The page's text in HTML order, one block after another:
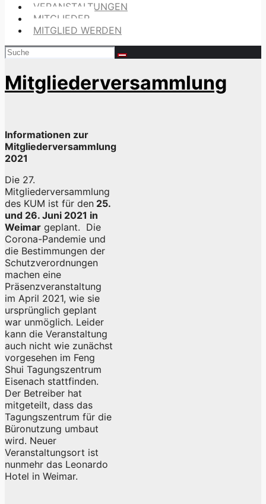
VERANSTALTUNGEN
MITGLIEDER
MITGLIED WERDEN
Mitgliederversammlung
Informationen zur
Mitgliederversammlung
2021
Die 27.
Mitgliederversammlung
des KUM ist für den 25.
und 26. Juni 2021 in
Weimar geplant. Die
Corona-Pandemie und
die Bestimmungen der
Schutzverordnungen
machen eine
Präsenzveranstaltung
im April 2021, wie sie
ursprünglich geplant
war unmöglich. Leider
kann die Veranstaltung
auch nicht wie zunächst
vorgesehen im Feng
Shui Tagungszentrum
Eisenach stattfinden.
Der Betreiber hat
mitgeteilt, dass das
Tagungszentrum für die
Büronutzung umbaut
wird. Neuer
Veranstaltungsort ist
nunmehr das Leonardo
Hotel in Weimar.